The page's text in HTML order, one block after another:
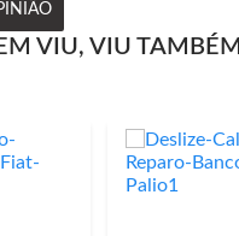
VIU, VIU TAMBÉM